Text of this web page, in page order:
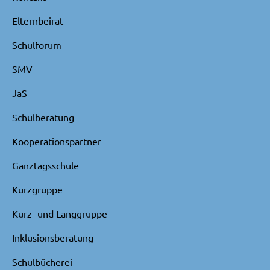
Elternbeirat
Schulforum
SMV
JaS
Schulberatung
Kooperationspartner
Ganztagsschule
Kurzgruppe
Kurz- und Langgruppe
Inklusionsberatung
Schulbücherei